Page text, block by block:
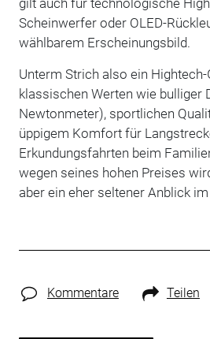
Scheinwerfer oder OLED-
wählbarem Erscheinungsbild.
Unterm Strich also ein
klassischen Werten wie bulliger
Newtonmeter), sportlichen
üppigem Komfort für
Erkundungsfahrten beim
wegen seines hohen Preises
aber ein eher seltener Anblick
Kommentare Teilen